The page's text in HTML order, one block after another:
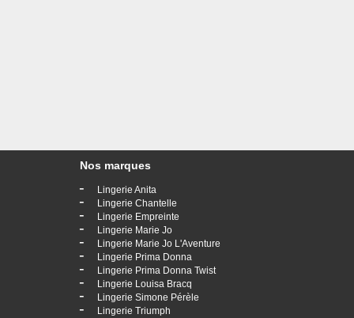
Nos marques
- Lingerie Anita
- Lingerie Chantelle
- Lingerie Empreinte
- Lingerie Marie Jo
- Lingerie Marie Jo L'Aventure
- Lingerie Prima Donna
- Lingerie Prima Donna Twist
- Lingerie Louisa Bracq
- Lingerie Simone Pérèle
- Lingerie Triumph